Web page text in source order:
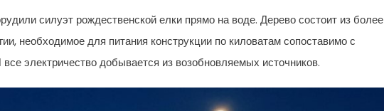
силуэт рождественской елки прямо на воде. Дерево состоит из более
необходимое для питания конструкции по киловатам сопоставимо с
электричество добывается из возобновляемых источников.